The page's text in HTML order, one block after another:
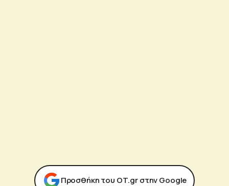
Προσθήκη του ΟΤ.gr στην Google